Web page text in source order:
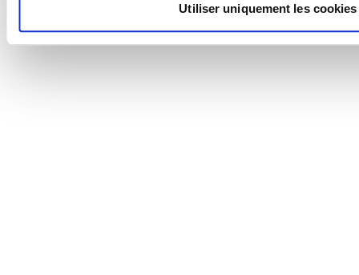
Utiliser uniquement les